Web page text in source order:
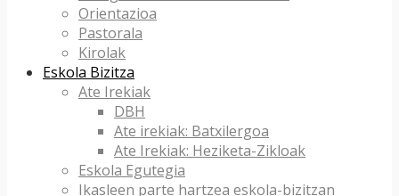
Orientazioa
Pastorala
Kirolak
Eskola Bizitza
Ate Irekiak
DBH
Ate irekiak: Batxilergoa
Ate Irekiak: Heziketa-Zikloak
Eskola Egutegia
Ikasleen parte hartzea eskola-bizitzan